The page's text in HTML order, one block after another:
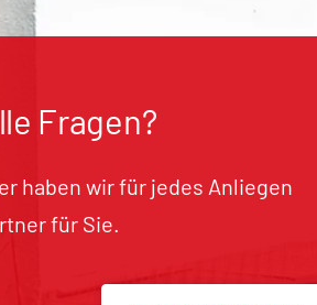
Fragen?
haben wir für jedes Anliegen
für Sie.